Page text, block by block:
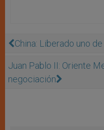
China: Liberado uno
Juan Pablo II: Oriente
negociación